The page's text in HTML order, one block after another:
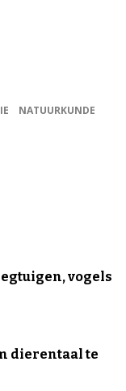
NATUURKUNDE
vogels
dierentaal te